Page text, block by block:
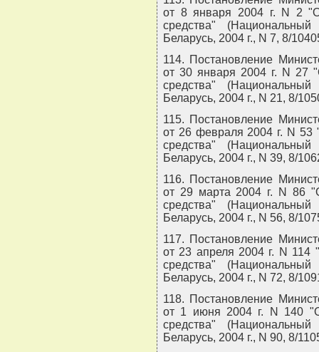
от 8 января 2004 г. N 2
средства"
Беларусь, 2004 г., N 7, 8/
114. Постановление
от 30 января 2004 г. N 27
средства"
Беларусь, 2004 г., N 21, 8/
115. Постановление
от 26 февраля 2004 г. N 53
средства"
Беларусь, 2004 г., N 39, 8/
116. Постановление
от 29 марта 2004 г. N 86
средства"
Беларусь, 2004 г., N 56, 8/
117. Постановление
от 23 апреля 2004 г. N 114
средства"
Беларусь, 2004 г., N 72, 8/
118. Постановление
от 1 июня 2004 г. N 140
средства"
Беларусь, 2004 г., N 90, 8/